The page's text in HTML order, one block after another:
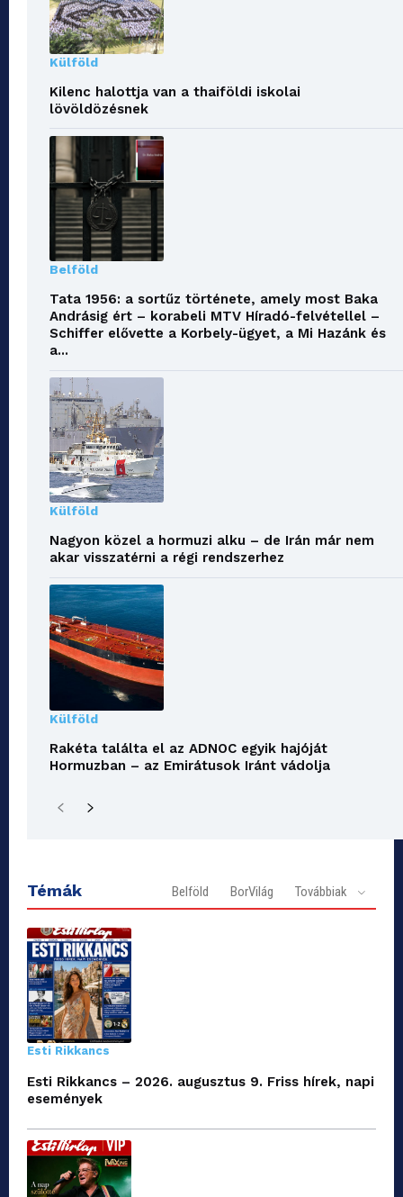
Külföld
Kilenc halottja van a thaiföldi iskolai
lövöldözésnek
Belföld
Tata 1956: a sortűz története, amely most Baka
Andrásig ért – korabeli MTV Híradó-felvétellel –
Schiffer elővette a Korbely-ügyet, a Mi Hazánk és
a...
Külföld
Nagyon közel a hormuzi alku – de Irán már nem
akar visszatérni a régi rendszerhez
Külföld
Rakéta találta el az ADNOC egyik hajóját
Hormuzban – az Emirátusok Iránt vádolja
Témák Belföld BorVilág Továbbiak
Esti Rikkancs
Esti Rikkancs – 2026. augusztus 9. Friss hírek, napi
események